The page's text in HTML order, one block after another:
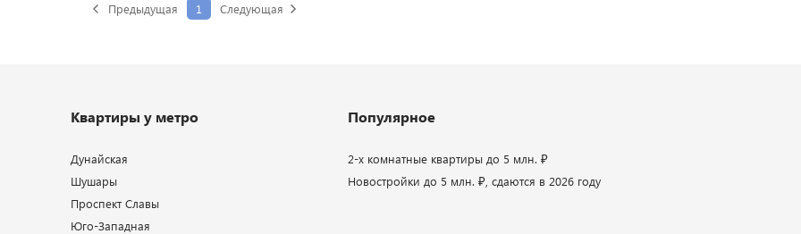
Предыдущая 1 Следующая
Квартиры у метро
Дунайская
Шушары
Проспект Славы
Юго-Западная
Популярное
2-х комнатные квартиры до 5 млн. ₽
Новостройки до 5 млн. ₽, сдаются в 2026 году